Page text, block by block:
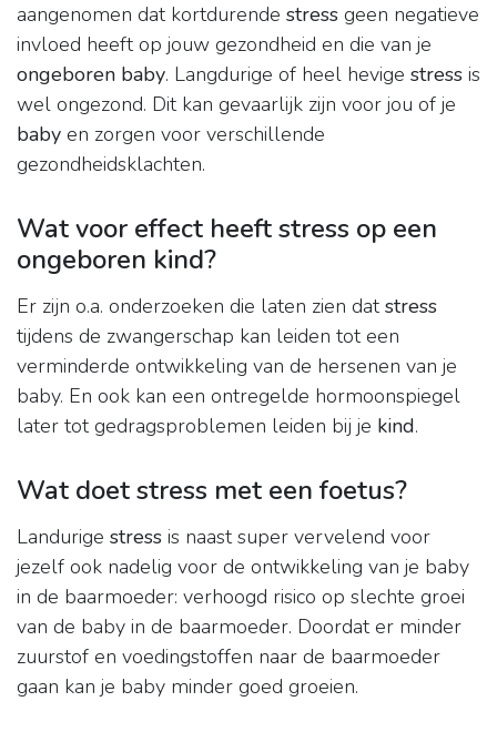
aangenomen dat kortdurende stress geen negatieve
invloed heeft op jouw gezondheid en die van je
ongeboren baby. Langdurige of heel hevige stress is
wel ongezond. Dit kan gevaarlijk zijn voor jou of je
baby en zorgen voor verschillende
gezondheidsklachten.
Wat voor effect heeft stress op een
ongeboren kind?
Er zijn o.a. onderzoeken die laten zien datstress
tijdens de zwangerschap kan leiden tot een
verminderde ontwikkeling van de hersenen van je
baby. En ook kan een ontregelde hormoonspiegel
later tot gedragsproblemen leiden bij je kind.
Wat doet stress met een foetus?
Landurige stress is naast super vervelend voor
jezelf ook nadelig voor de ontwikkeling van je baby
in de baarmoeder: verhoogd risico op slechte groei
van de baby in de baarmoeder. Doordat er minder
zuurstof en voedingstoffen naar de baarmoeder
gaan kan je baby minder goed groeien.